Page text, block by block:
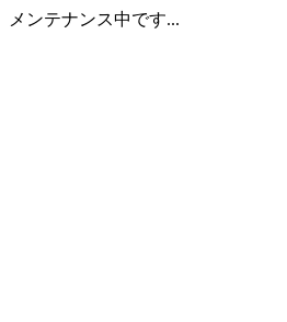
メンテナンス中です...